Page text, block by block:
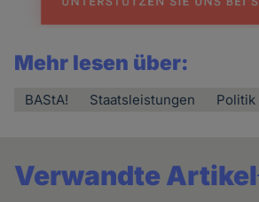
Mehr lesen über:
BAStA! Staatsleistungen Politik
Verwandte Artikel